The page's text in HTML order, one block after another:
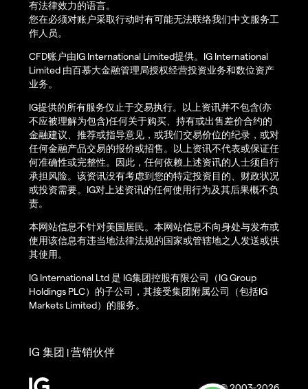
有法律效力的语言。
您在必须对账户采取行动时有可能无法联络我们中文服务工
作人员。
CFD账户由IG International Limited提供。IG International
Limited 由百慕大金融管理局授权经营投资业务和数位资产
业务。
IG提供的所有服务仅止于交易执行。以上资讯并不包含(亦
不应被理解为包含)任何关于购买、持有或出售差价合约的
金融建议、推荐或指导意见，或我们交易价位的纪录，或对
任何金融产品交易的报价或招售。以上资讯不代表或保证任
何准确性或完整性。因此，任何依赖上述资讯的人士须自行
承担风险。该资讯没有考虑到您的特定投资目的、财政状况
或投资需要。IG对上述资讯的任何使用行为及其后果概不负
责。
本网站信息不针对美国居民。本网站信息不向身处与发布或
使用该信息有违当地法律法规的国家或管辖地之人发送或供
其使用。
IG International Ltd 是 IG集团控股有限公司（IG Group
Holdings PLC）的子公司，其接受集团附属公司（包括IG
Markets Limited）的服务。
IG 集团 |营销伙伴